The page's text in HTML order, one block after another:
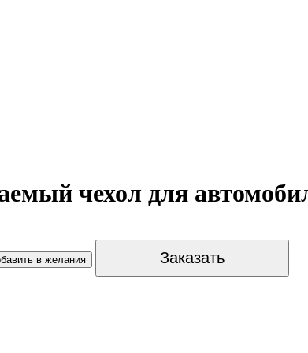
чехол для
в желания Заказать